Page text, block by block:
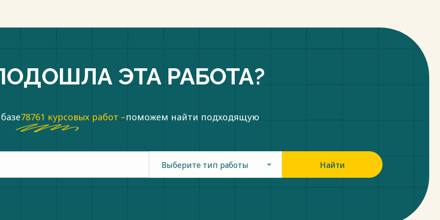
ЭТА РАБОТА?
78761 курсовых работ –поможем найти подходящую
Выберите тип работы Найти